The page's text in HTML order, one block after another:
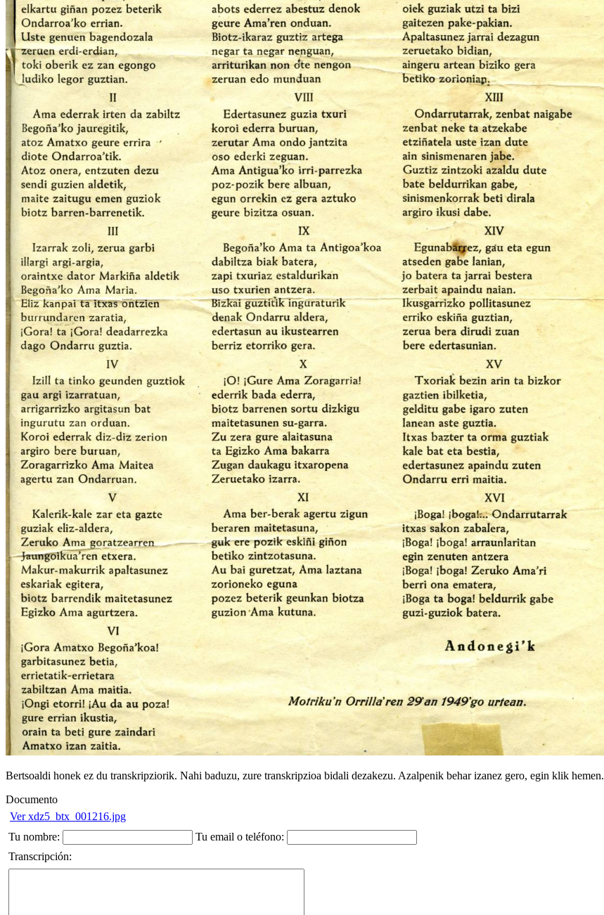
Bertsoaldi honek ez du transkripziorik. Nahi baduzu, zure transkripzioa bidali dezakezu. Azalpenik behar izanez gero, egin klik hemen.
Documento
Ver xdz5_btx_001216.jpg
Tu nombre:
Tu email o teléfono:
Transcripción: